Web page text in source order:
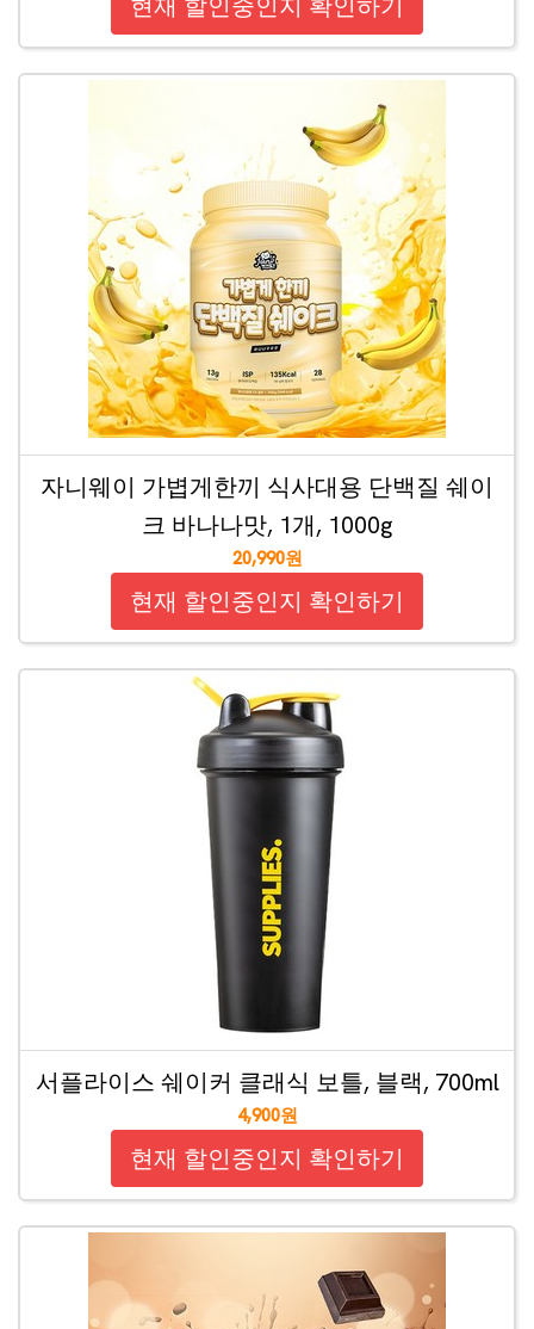
자니웨이 가볍게한끼 식사대용 단백질 쉐이
크 바나나맛, 1개, 1000g
20,990원
현재 할인중인지 확인하기
서플라이스 쉐이커 클래식 보틀, 블랙, 700ml
4,900원
현재 할인중인지 확인하기